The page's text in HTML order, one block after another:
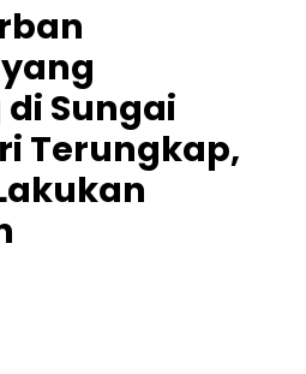
Sungai
Terungkap,